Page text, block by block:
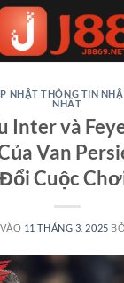
NHẬT THÔNG TIN
NHẤT
Inter và
Van
Đổi Cuộc
11 THÁNG 3, 2025